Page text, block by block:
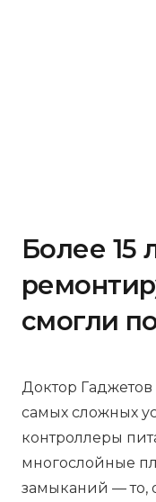
Более 15
смогли
Доктор
самых сложных
контроллеры
многослойные
замыканий — то,